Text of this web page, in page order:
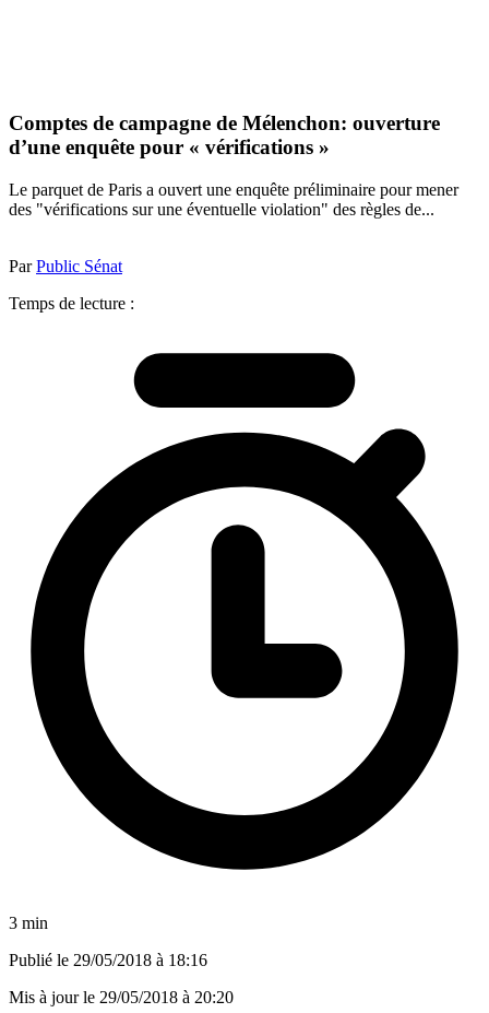
Comptes de campagne de Mélenchon: ouverture
d’une enquête pour « vérifications »
Le parquet de Paris a ouvert une enquête préliminaire pour mener
des "vérifications sur une éventuelle violation" des règles de...
ParPublic Sénat
Temps de lecture :
3 min
Publié le 29/05/2018 à 18:16
Mis à jour le 29/05/2018 à 20:20